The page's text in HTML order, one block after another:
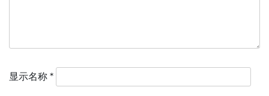
显示名称 *